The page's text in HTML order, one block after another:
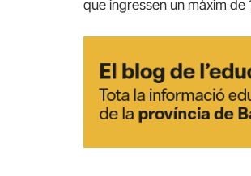
que ingressen un màxim de